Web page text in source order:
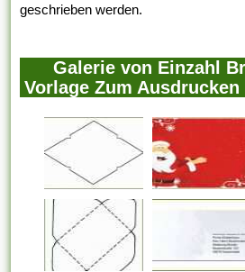
geschrieben werden.
Galerie von Einzahl
Vorlage Zum